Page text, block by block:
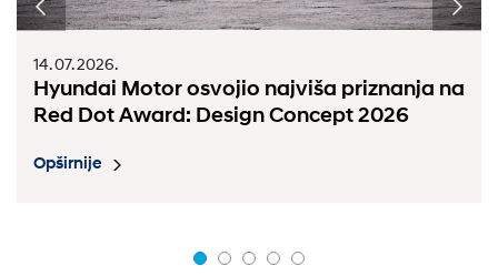
14. 07. 2026.
Hyundai Motor osvojio najviša priznanja na
Red Dot Award: Design Concept 2026
Opširnije